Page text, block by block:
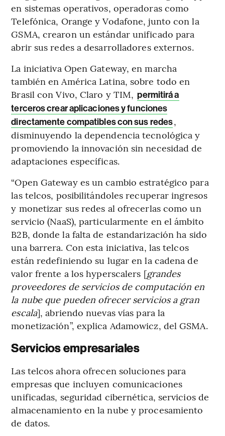
en sistemas operativos, operadoras como
Telefónica, Orange y Vodafone, junto con la
GSMA, crearon un estándar unificado para
abrir sus redes a desarrolladores externos.
La iniciativa Open Gateway, en marcha
también en América Latina, sobre todo en
Brasil con Vivo, Claro y TIM, permitirá a
terceros crear aplicaciones y funciones
directamente compatibles con sus redes,
disminuyendo la dependencia tecnológica y
promoviendo la innovación sin necesidad de
adaptaciones específicas.
“Open Gateway es un cambio estratégico para
las telcos, posibilitándoles recuperar ingresos
y monetizar sus redes al ofrecerlas como un
servicio (NaaS), particularmente en el ámbito
B2B, donde la falta de estandarización ha sido
una barrera. Con esta iniciativa, las telcos
están redefiniendo su lugar en la cadena de
valor frente a los hyperscalers [grandes
proveedores de servicios de computación en
la nube que pueden ofrecer servicios a gran
escala], abriendo nuevas vías para la
monetización”, explica Adamowicz, del GSMA.
Servicios empresariales
Las telcos ahora ofrecen soluciones para
empresas que incluyen comunicaciones
unificadas, seguridad cibernética, servicios de
almacenamiento en la nube y procesamiento
de datos.